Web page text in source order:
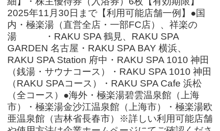
2025年11月30日まで【利用可能店舗一例】●国
内・極楽湯（直営全店・一部FC店）、祥楽の
湯 ・RAKU SPA 鶴見、RAKU SPA
GARDEN 名古屋・RAKU SPA BAY 横浜、
RAKU SPA Station 府中・RAKU SPA 1010 神田
（銭湯・サウナコース）・RAKU SPA 1010 神田
（RAKU SPAコース）・RAKU SPA Cafe 浜松
（全コース）●海外・極楽湯碧雲温泉館（上海
市）・極楽湯金沙江温泉館（上海市）・極楽湯欧
亜温泉館（吉林省長春市）※詳しい利用可能店舗